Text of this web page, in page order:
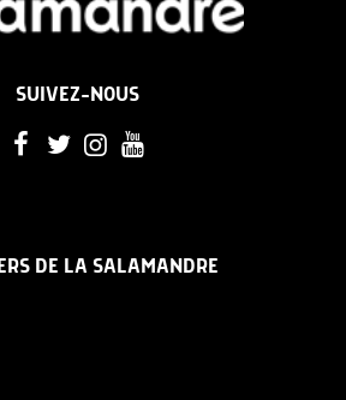
SUIVEZ-NOUS
DE LA SALAMANDRE